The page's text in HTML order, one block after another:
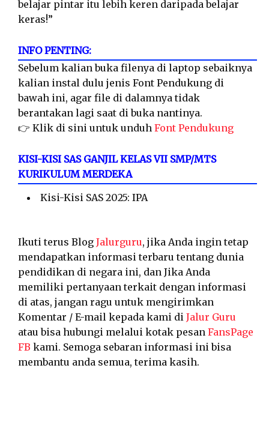
belajar pintar itu lebih keren daripada belajar
keras!”
INFO PENTING:
Sebelum kalian buka filenya di laptop sebaiknya
kalian instal dulu jenis Font Pendukung di
bawah ini, agar file di dalamnya tidak
berantakan lagi saat di buka nantinya.
👉 Klik di sini untuk unduh Font Pendukung
KISI-KISI SAS GANJIL KELAS VII SMP/MTS
KURIKULUM MERDEKA
Kisi-Kisi SAS 2025: IPA
Ikuti terus Blog Jalurguru, jika Anda ingin tetap
mendapatkan informasi terbaru tentang dunia
pendidikan di negara ini, dan Jika Anda
memiliki pertanyaan terkait dengan informasi
di atas, jangan ragu untuk mengirimkan
Komentar / E-mail kepada kami di Jalur Guru
atau bisa hubungi melalui kotak pesan FansPage
FB kami. Semoga sebaran informasi ini bisa
membantu anda semua, terima kasih.